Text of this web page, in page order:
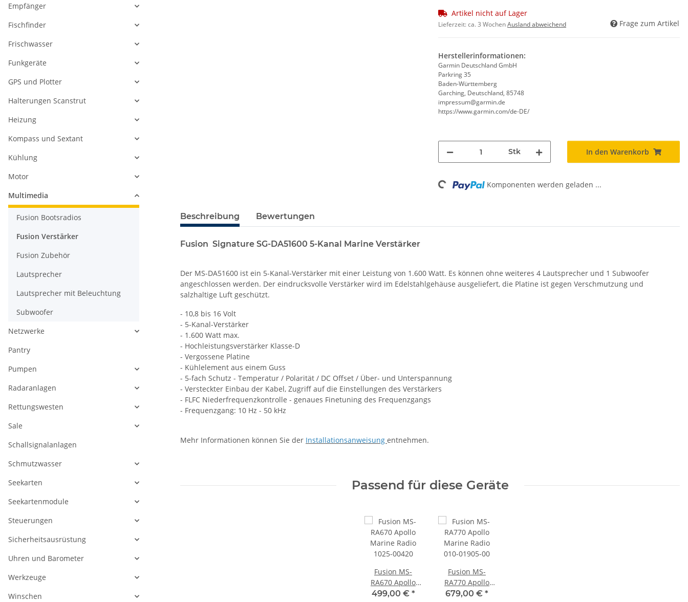
Artikel nicht auf Lager
Lieferzeit:ca. 3 WochenAusland abweichend Frage zum Artikel
Herstellerinformationen:
Garmin Deutschland GmbH
Parkring 35
Baden-Württemberg
Garching, Deutschland, 85748
impressum@garmin.de
https://www.garmin.com/de-DE/
Stk In den Warenkorb
Loading... Komponenten werden geladen ...
Beschreibung Bewertungen
Fusion Signature SG-DA51600 5-Kanal Marine Verstärker
Der MS-DA51600 ist ein 5-Kanal-Verstärker mit einer Leistung von 1.600 Watt. Es können ohne weiteres 4 Lautsprecher und 1 Subwoofer
angeschlossen werden. Der eindrucksvolle Verstärker wird im Edelstahlgehäuse ausgeliefert, die Platine ist gegen Verschmutzung und
salzhaltige Luft geschützt.
- 10,8 bis 16 Volt
- 5-Kanal-Verstärker
- 1.600 Watt max.
- Hochleistungsverstärker Klasse-D
- Vergossene Platine
- Kühlelement aus einem Guss
- 5-fach Schutz - Temperatur / Polarität / DC Offset / Über- und Unterspannung
- Versteckter Einbau der Kabel, Zugriff auf die Einstellungen des Verstärkers
- FLFC Niederfrequenzkontrolle - genaues Finetuning des Frequenzgangs
- Frequenzgang: 10 Hz - 50 kHz
Mehr Informationen können Sie der Installationsanweisung entnehmen.
Passend für diese Geräte
Fusion MS-
RA670 Apollo
Marine Radio
499,00 € *
Fusion MS-
RA770 Apollo
Marine Radio
679,00 € *
Empfänger
Fischfinder
Frischwasser
Funkgeräte
GPS und Plotter
Halterungen Scanstrut
Heizung
Kompass und Sextant
Kühlung
Motor
Multimedia
Fusion Bootsradios
Fusion Verstärker
Fusion Zubehör
Lautsprecher
Lautsprecher mit Beleuchtung
Subwoofer
Netzwerke
Pantry
Pumpen
Radaranlagen
Rettungswesten
Sale
Schallsignalanlagen
Schmutzwasser
Seekarten
Seekartenmodule
Steuerungen
Sicherheitsausrüstung
Uhren und Barometer
Werkzeuge
Winschen